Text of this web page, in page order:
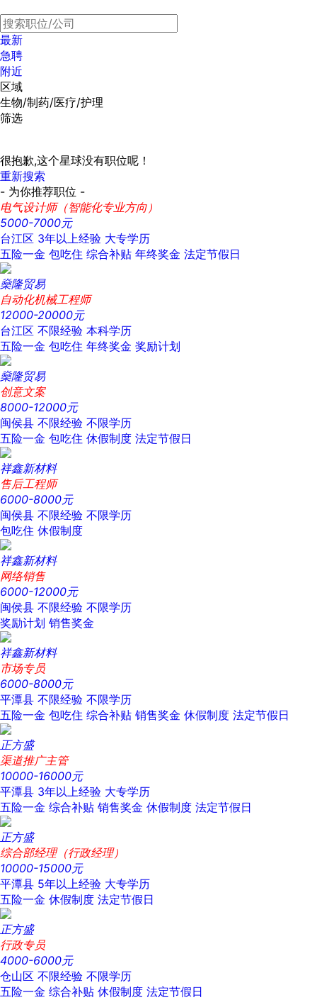
最新
急聘
附近
区域
生物/制药/医疗/护理
筛选
很抱歉,这个星球没有职位呢！
重新搜索
- 为你推荐职位 -
电气设计师（智能化专业方向）
5000-7000元
台江区 3年以上经验 大专学历
五险一金 包吃住 综合补贴 年终奖金 法定节假日
燊隆贸易
自动化机械工程师
12000-20000元
台江区 不限经验 本科学历
五险一金 包吃住 年终奖金 奖励计划
燊隆贸易
创意文案
8000-12000元
闽侯县 不限经验 不限学历
五险一金 包吃住 休假制度 法定节假日
祥鑫新材料
售后工程师
6000-8000元
闽侯县 不限经验 不限学历
包吃住 休假制度
祥鑫新材料
网络销售
6000-12000元
闽侯县 不限经验 不限学历
奖励计划 销售奖金
祥鑫新材料
市场专员
6000-8000元
平潭县 不限经验 不限学历
五险一金 包吃住 综合补贴 销售奖金 休假制度 法定节假日
正方盛
渠道推广主管
10000-16000元
平潭县 3年以上经验 大专学历
五险一金 综合补贴 销售奖金 休假制度 法定节假日
正方盛
综合部经理（行政经理）
10000-15000元
平潭县 5年以上经验 大专学历
五险一金 休假制度 法定节假日
正方盛
行政专员
4000-6000元
仓山区 不限经验 不限学历
五险一金 综合补贴 休假制度 法定节假日